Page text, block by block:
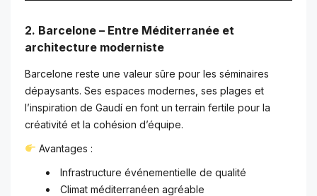
2. Barcelone – Entre Méditerranée et
architecture moderniste
Barcelone reste une valeur sûre pour les séminaires
dépaysants. Ses espaces modernes, ses plages et
l’inspiration de Gaudí en font un terrain fertile pour la
créativité et la cohésion d’équipe.
Avantages :
Infrastructure événementielle de qualité
Climat méditerranéen agréable